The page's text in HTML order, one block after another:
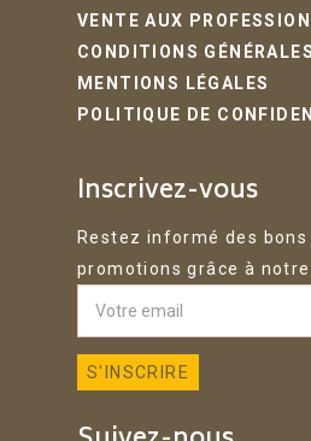
VENTE AUX
CONDITIONS GÉNÉRALES
MENTIONS LÉGALES
POLITIQUE DE
Inscrivez-vous
Restez informé des
promotions grâce à